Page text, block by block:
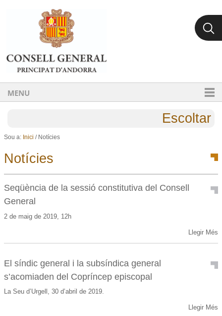
Ves al contingut.
Salta a la navegació
MENU
Escoltar
Sou a: Inici / Notícies
Notícies
Seqüència de la sessió constitutiva del Consell
General
2 de maig de 2019, 12h
Llegir Més
El síndic general i la subsíndica general
s’acomiaden del Copríncep episcopal
La Seu d’Urgell, 30 d’abril de 2019.
Llegir Més